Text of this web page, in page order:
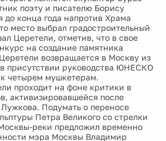
поэту и писателю Борису
до конца года напротив Храма
место выбрал градостроительный
Церетели, отметив, что в свое
на создание памятника
возвращается в Москву из
присутствии руководства ЮНЕСКО
четырем мушкетерам.
проходит на фоне критики в
активизировавшейся после
Подумать о переносе
Петра Великого со стрелки
реки предложил временно
мэра Москвы Владимир